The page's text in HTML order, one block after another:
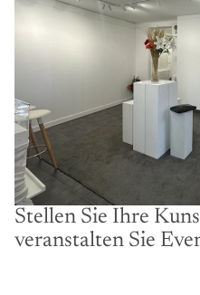
Stellen Sie Ihre
veranstalten Sie